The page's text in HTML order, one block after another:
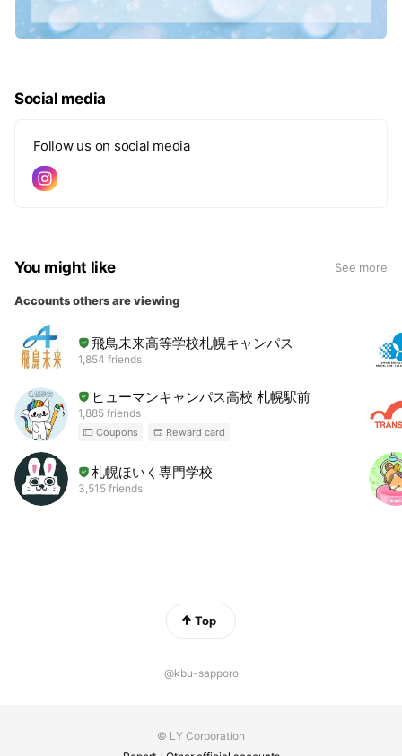
Social media
Follow us on social media
You might like See more
Accounts others are viewing
飛鳥未来高等学校札幌キャンパス
1,854 friends
ヒューマンキャンパス高校 札幌駅前
1,885 friends
Coupons Reward card
札幌ほいく専門学校
3,515 friends
Top
@kbu-sapporo
© LY Corporation